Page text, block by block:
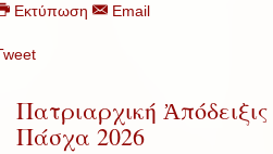
Εκτύπωση Email
Πατριαρχική
Πάσχα 2026